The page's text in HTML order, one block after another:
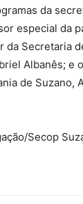
da
especial da
da Secretaria
Albanês; e
de Suzano,
Secop